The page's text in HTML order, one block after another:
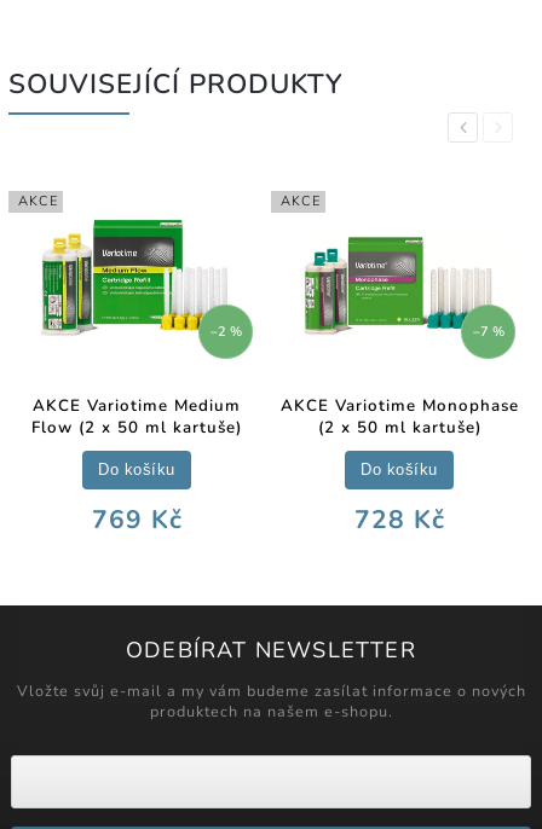
SOUVISEJÍCÍ PRODUKTY
Previous
AKCE
–2 %
AKCE Variotime Medium
Flow (2 x 50 ml kartuše)
769 Kč
Do košíku
AKCE
–7 %
AKCE Variotime Monophase
(2 x 50 ml kartuše)
728 Kč
Do košíku
Next
ODEBÍRAT NEWSLETTER
Vložte svůj e-mail a my vám budeme zasílat informace o nových
produktech na našem e-shopu.